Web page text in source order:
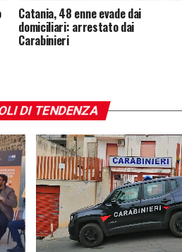
Catania, 48 enne evade dai
domiciliari: arrestato dai
Carabinieri
DI TENDENZA